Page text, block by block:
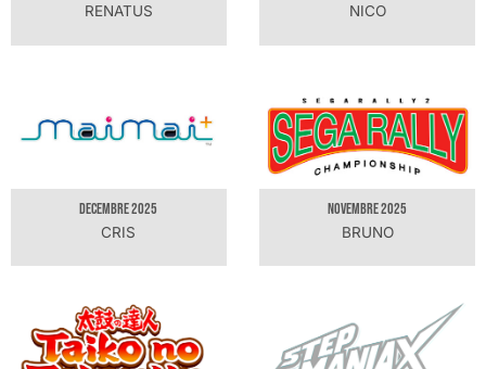
RENATUS
NICO
DECEMBRE 2025
CRIS
NOVEMBRE 2025
BRUNO